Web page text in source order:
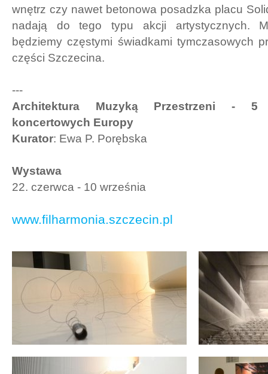
wnętrz czy nawet betonowa posadzka placu
nadają do tego typu akcji artystycznych.
będziemy częstymi świadkami tymczasowych
części Szczecina.
---
Architektura Muzyką Przestrzeni - 5
koncertowych Europy
Kurator: Ewa P. Porębska
Wystawa
22. czerwca - 10 września
www.filharmonia.szczecin.pl